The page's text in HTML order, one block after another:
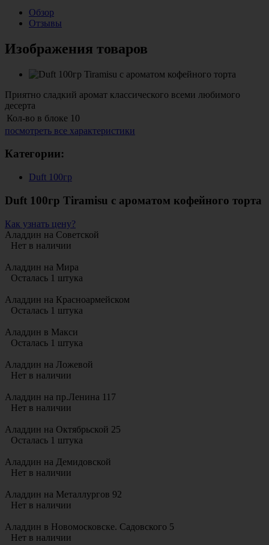
Обзор
Отзывы
Изображения товаров
Приятно сладкий аромат классического всеми любимого
десерта
Кол-во в блоке 10
посмотреть все характеристики
Категории:
Duft 100гр
Duft 100гр Tiramisu с ароматом кофейного торта
Как узнать цену?
Аладдин на Советской
Нет в наличии
Аладдин на Мира
Осталась 1 штука
Аладдин на Красноармейском
Осталась 1 штука
Аладдин в Макси
Осталась 1 штука
Аладдин на Ложевой
Нет в наличии
Аладдин на пр.Ленина 117
Нет в наличии
Аладдин на Октябрьской 25
Осталась 1 штука
Аладдин на Демидовской
Нет в наличии
Аладдин на Металлургов 92
Нет в наличии
Аладдин в Новомосковске. Садовского 5
Нет в наличии